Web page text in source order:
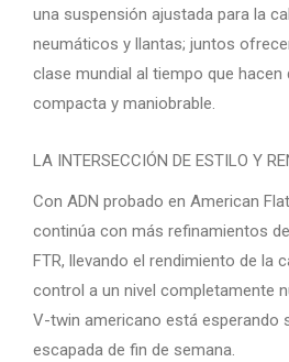
una suspensión ajustada para la
neumáticos y llantas; juntos
clase mundial al tiempo que
compacta y maniobrable.
LA INTERSECCIÓN DE ESTILO Y
Con ADN probado en American
continúa con más refinamientos
FTR, llevando el rendimiento de la
control a un nivel completamente
V-twin americano está esperando
escapada de fin de semana.